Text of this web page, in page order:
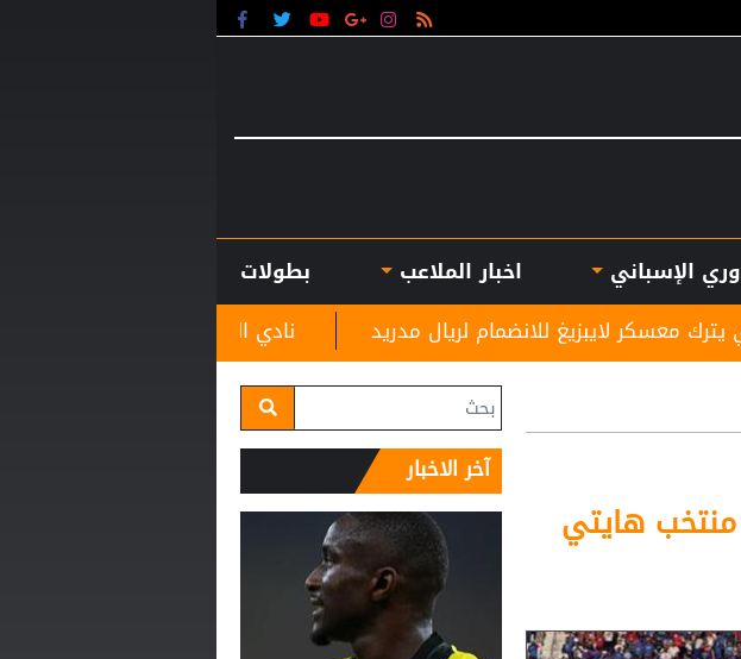
الإسباني اخبار الملاعب
بطولات
نادي الرمثا يستقبل مدربه الجديد غاسانين
للانضمام لريال مدريد
يلزم منتخب هايتي
آخر الاخبار